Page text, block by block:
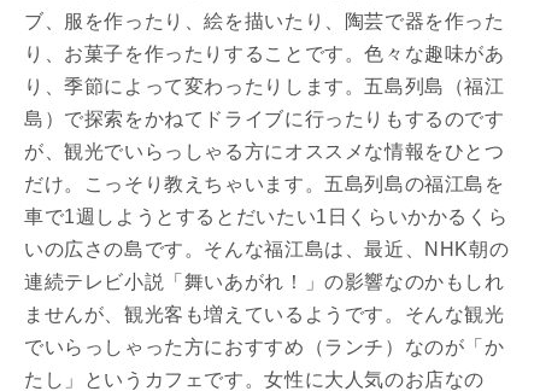
ブ、服を作ったり、絵を描いたり、陶芸で器を作った
り、お菓子を作ったりすることです。色々な趣味があ
り、季節によって変わったりします。五島列島（福江
島）で探索をかねてドライブに行ったりもするのです
が、観光でいらっしゃる方にオススメな情報をひとつ
だけ。こっそり教えちゃいます。五島列島の福江島を
車で1週しようとするとだいたい1日くらいかかるくら
いの広さの島です。そんな福江島は、最近、NHK朝の
連続テレビ小説「舞いあがれ！」の影響なのかもしれ
ませんが、観光客も増えているようです。そんな観光
でいらっしゃった方におすすめ（ランチ）なのが「か
たし」というカフェです。女性に大人気のお店なの